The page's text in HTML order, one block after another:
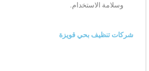
وسلامة الاستخدام.
شركات تنظيف بحي قويزة